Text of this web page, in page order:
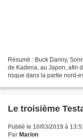
Résumé : Buck Danny,
de Kadena, au Japon, afin
risque dans la partie nord-
Le troisième
Publié le 10/03/2019 à
Par Marion